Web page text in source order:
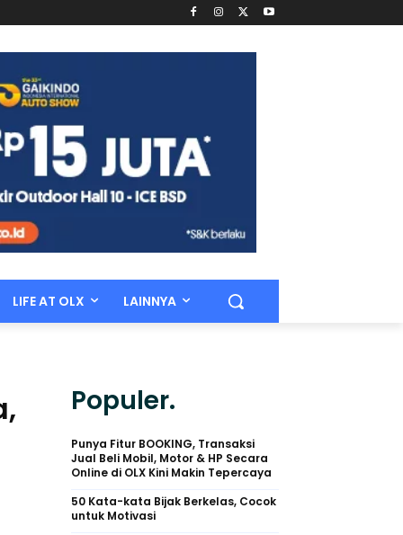
LIFE AT OLX LAINNYA
Populer.
Punya Fitur BOOKING, Transaksi
Jual Beli Mobil, Motor & HP Secara
Online di OLX Kini Makin Tepercaya
50 Kata-kata Bijak Berkelas, Cocok
untuk Motivasi